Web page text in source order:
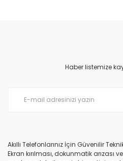
Ürün resmi kalitesiz, bozuk veya
Ürün açıklamasında eksik
Haber listemize
Akıllı Telefonlarınız İçin Güvenilir
Ekran kırılması, dokunmatik